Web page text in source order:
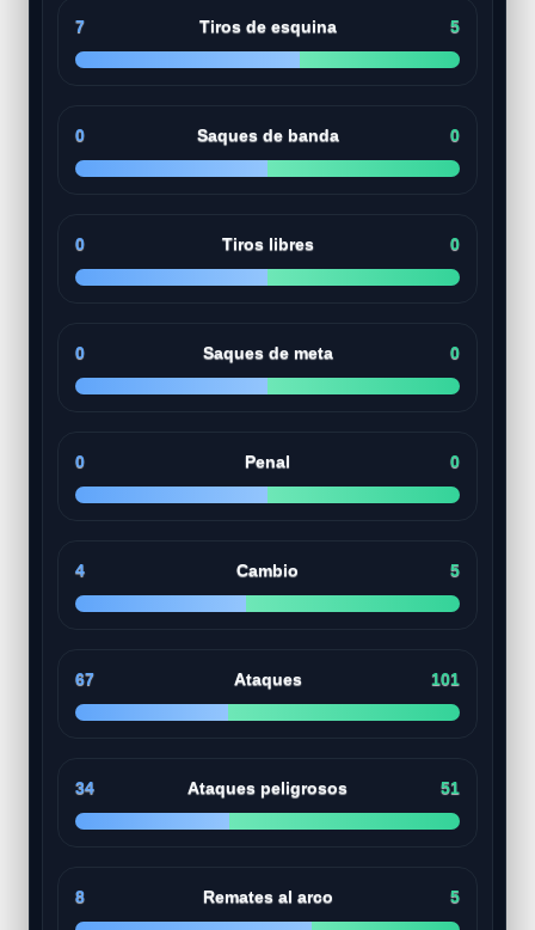
7 Tiros de esquina 5
0 Saques de banda 0
0 Tiros libres 0
0 Saques de meta 0
0 Penal 0
4 Cambio 5
67 Ataques 101
34 Ataques peligrosos 51
8 Remates al arco 5